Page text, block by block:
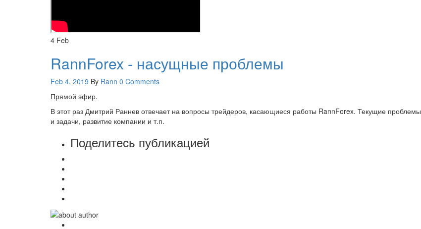
4 Feb
RannForex - насущные проблемы
Feb 4, 2019 By Rann 0 Comments
Прямой эфир.
В этот раз Дмитрий Раннев отвечает на вопросы трейдеров, касающиеся работы RannForex. Текущие проблемы
и задачи, развитие компании и т.п.
Поделитесь публикацией